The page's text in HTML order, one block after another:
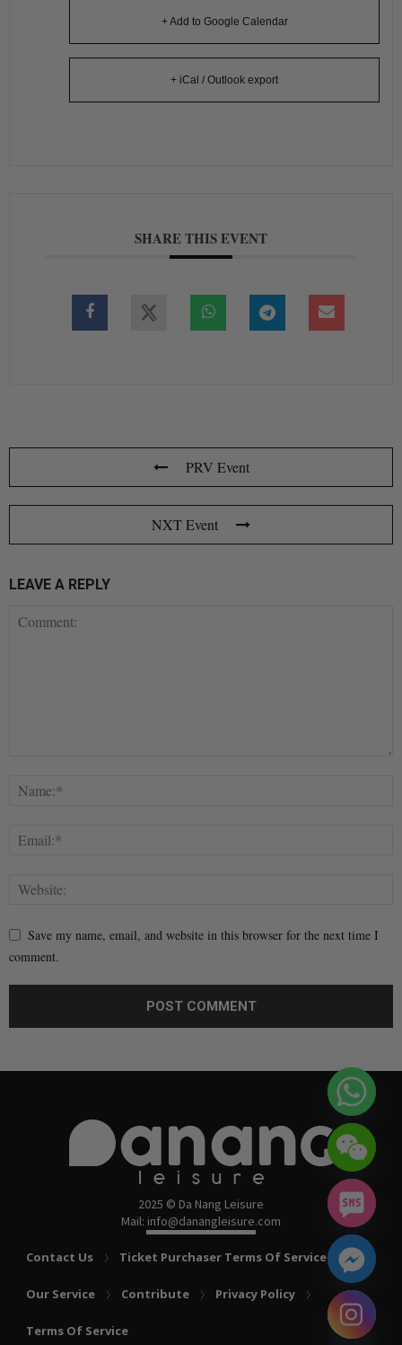
+ Add to Google Calendar
+ iCal / Outlook export
SHARE THIS EVENT
PRV Event
NXT Event
LEAVE A REPLY
Save my name, email, and website in this browser for the next time I
comment.
2025 © Da Nang Leisure
Mail: info@danangleisure.com
Contact Us Ticket Purchaser Terms Of Service
Our Service Contribute Privacy Policy
Terms Of Service Hide
chaty